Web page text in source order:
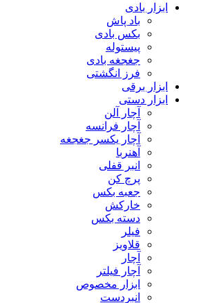
ابزار بادی
باد پاش
بکس بادی
پیستوله
جغجغه بادی
فرز انگشتی
ابزار برقی
ابزار دستی
آچار آلن
آچار فرانسه
آچار یکسر جغجغه
آهنربا
انبر قفلی
پرچ کن
جعبه بکس
خارکش
دسته بکس
فیلر
قلاویز
آچار
آچار فیلتر
ابزار مخصوص
انبردست